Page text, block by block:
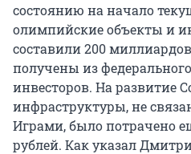
состоянию на начало
олимпийские объекты и
составили 200
получены из
инвесторов. На развитие
инфраструктуры, не
Играми, было потрачено
рублей. Как указал